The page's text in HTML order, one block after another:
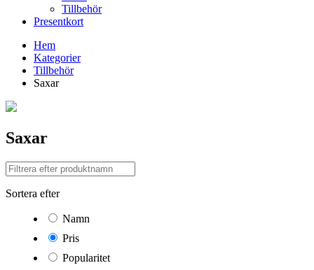
Tillbehör
Presentkort
Hem
Kategorier
Tillbehör
Saxar
Saxar
Sortera efter
Namn
Pris
Popularitet